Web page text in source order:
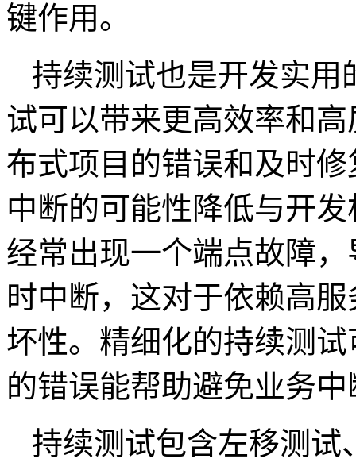
键作用。
持续测试也是开发实用
试可以带来更高效率和
布式项目的错误和及时
中断的可能性降低与开
经常出现一个端点故障
时中断，这对于依赖高
坏性。精细化的持续测
的错误能帮助避免业务
持续测试包含左移测试